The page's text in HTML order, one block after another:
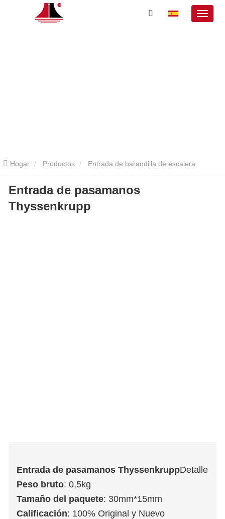
Hogar Productos Entrada de barandilla de escalera
mecánica Entrada de pasamanos Thyssenkrupp
pasamanos Thyssenkrupp
Entrada de pasamanos
Thyssenkrupp
Entrada de pasamanos ThyssenkruppDetalle
Peso bruto: 0,5kg
Tamaño del paquete: 30mm*15mm
Calificación: 100% Original y Nuevo